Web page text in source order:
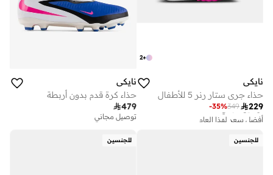
+
2
نايكي
حذاء جري ستار رنر 5 للأطفال
229
349
-35%
أفضل سعر لهذا العام
توصيل مجاني
أفضل سعر لهذا العام
نايكي
حذاء كرة قدم بدون أربطة
479
توصيل مجاني
للجنسين للجنسين